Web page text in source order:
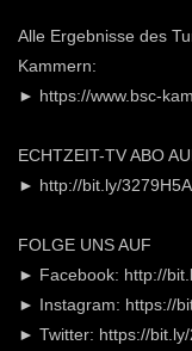
Alle Ergebnisse des
Kammern:
► https://www.bsc-
ECHTZEIT-TV ABO
► http://bit.ly/3279H5A
FOLGE UNS AUF
► Facebook: http://
► Instagram: https://
► Twitter: https://